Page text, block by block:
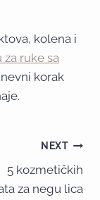
kolena i
ruke sa
korak
NEXT
5 kozmetičkih
za negu lica